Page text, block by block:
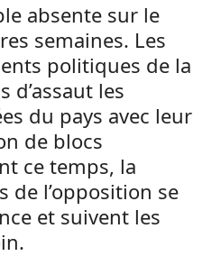
absente sur le
semaines. Les
politiques de la
d’assaut les
du pays avec leur
de blocs
ce temps, la
de l’opposition se
et suivent les